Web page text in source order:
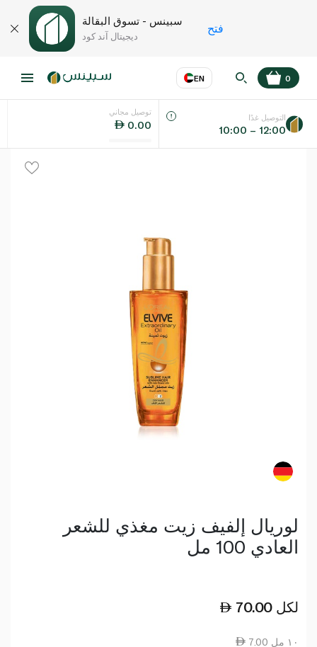
سبينس - تسوق البقالة
ديجيتال آند كود
فتح
EN
اللغة عر
0
توصيل مجاني
0.00
التوصيل غدًا
10:00 – 12:00
لوريال إلفيف زيت مغذي للشعر
العادي 100 مل
70.00 لكل
7.00 ١٠ مل